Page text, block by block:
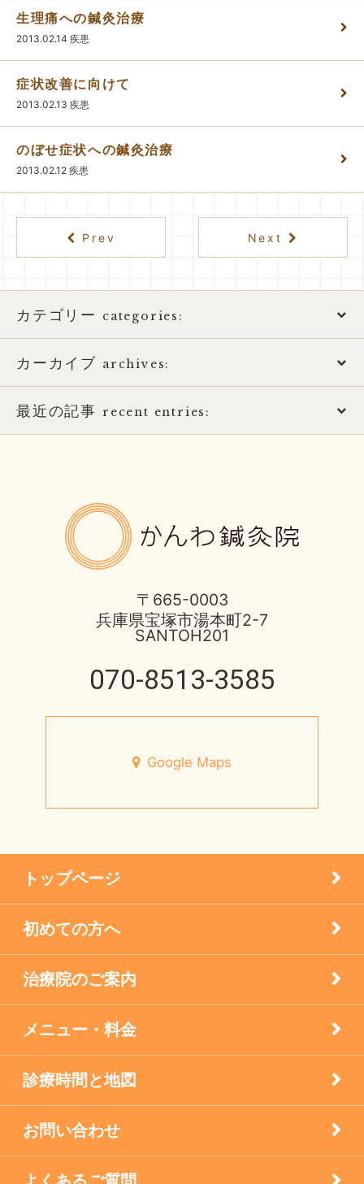
生理痛への鍼灸治療
2013.02.14 疾患
症状改善に向けて
2013.02.13 疾患
のぼせ症状への鍼灸治療
2013.02.12 疾患
カテゴリー categories:
アトピー性皮膚炎
おススメ書籍
ほっとひと息
円形脱毛症
未分類
疾患
眼科の鍼灸
膝痛治療
西宮市のお店
逆子の鍼灸
カーカイブ archives:
2026年
最近の記事 recent entries:
8月営業日のお知らせ
酷暑に負けない体つくり
未来の健康を支える
宝塚市 メニエール病 20代 女性
メニエル病・突発性難聴のケア
Prev Next
〒665-0003
兵庫県宝塚市湯本町2-7
SANTOH201
070-8513-3585
Google Maps
トップページ
初めての方へ
治療院のご案内
メニュー・料金
診療時間と地図
お問い合わせ